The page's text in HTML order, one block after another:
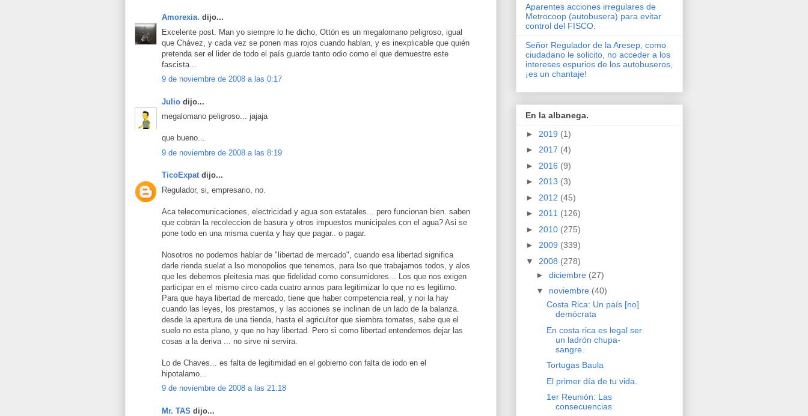
Amorexia. dijo...
Excelente post. Man yo siempre lo he dicho, Ottón es un megalomano peligroso, igual
que Chávez, y cada vez se ponen mas rojos cuando hablan, y es inexplicable que quién
pretenda ser el lider de todo el país guarde tanto odio como el que demuestre este
fascista...
9 de noviembre de 2008 a las 0:17
Julio dijo...
megalomano peligroso... jajaja
que bueno...
9 de noviembre de 2008 a las 8:19
TicoExpatdijo...
Regulador, si, empresario, no.
Aca telecomunicaciones, electricidad y agua son estatales... pero funcionan bien. saben
que cobran la recoleccion de basura y otros impuestos municipales con el agua? Asi se
pone todo en una misma cuenta y hay que pagar.. o pagar.
Nosotros no podemos hablar de "libertad de mercado", cuando esa libertad significa
darle rienda suelat a lso monopolios que tenemos, para lso que trabajamos todos, y alos
que les debemos pleitesia mas que fidelidad como consumidores... Los que nos exigen
participar en el mismo circo cada cuatro annos para legitimizar lo que no es legitimo.
Para que haya libertad de mercado, tiene que haber competencia real, y noi la hay
cuando las leyes, los prestamos, y las acciones se inclinan de un lado de la balanza.
desde la apertura de una tienda, hasta el agricultor que siembra tomates, sabe que el
suelo no esta plano, y que no hay libertad. Pero si como libertad entendemos dejar las
cosas a la deriva ... no sirve ni servira.
Lo de Chaves... es falta de legitimidad en el gobierno con falta de iodo en el
hipotalamo...
9 de noviembre de 2008 a las 21:18
Mr. TAS dijo...
Aparentes acciones irregulares de
Metrocoop (autobusera) para evitar
control del FISCO.
Señor Regulador de la Aresep, como
ciudadano le solicito, no acceder a los
intereses espurios de los autobuseros,
¡es un chantaje!
En la albanega.
► 2019 (1)
► 2017 (4)
► 2016 (9)
► 2013 (3)
► 2012 (45)
► 2011 (126)
► 2010 (275)
► 2009 (339)
▼ 2008 (278)
► diciembre (27)
▼ noviembre (40)
Costa Rica: Un país [no]
demócrata
En costa rica es legal ser
un ladrón chupa-
sangre.
Tortugas Baula
El primer día de tu vida.
1er Reunión: Las
consecuencias